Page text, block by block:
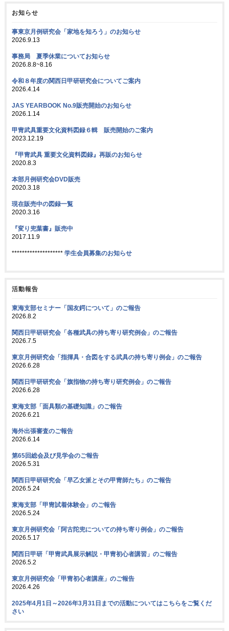
お知らせ
事東京月例研究会「家地を知ろう」のお知らせ
2026.9.13
事務局 夏季休業についてお知らせ
2026.8.8~8.16
令和８年度の関西日甲研研究会についてご案内
2026.4.14
JAS YEARBOOK No.9販売開始のお知らせ
2026.1.14
甲冑武具重要文化資料図録６輯 販売開始のご案内
2023.12.19
『甲冑武具 重要文化資料図録』再販のお知らせ
2020.8.3
本部月例研究会DVD販売
2020.3.18
現在販売中の図録一覧
2020.3.16
『変り兜葉書』販売中
2017.11.9
******************** 学生会員募集のお知らせ
活動報告
東海支部セミナー「国友鍔について」のご報告
2026.8.2
関西日甲研研究会「各種武具の持ち寄り研究例会」のご報告
2026.7.5
東京月例研究会「指揮具・合図をする武具の持ち寄り例会」のご報告
2026.6.28
関西日甲研研究会「旗指物の持ち寄り研究例会」のご報告
2026.6.28
東海支部「面具類の基礎知識」のご報告
2026.6.21
海外出張審査のご報告
2026.6.14
第65回総会及び見学会のご報告
2026.5.31
関西日甲研研究会「早乙女派とその甲冑師たち」のご報告
2026.5.24
東海支部「甲冑試着体験会」のご報告
2026.5.24
東京月例研究会「阿古陀兜についての持ち寄り例会」のご報告
2026.5.17
関西日甲研「甲冑武具展示解説・甲冑初心者講習」のご報告
2026.5.2
東京月例研究会「甲冑初心者講座」のご報告
2026.4.26
2025年4月1日～2026年3月31日までの活動についてはこちらをご覧くだ
さい